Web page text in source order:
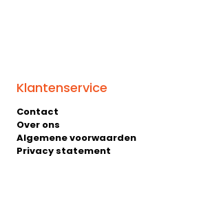
Klantenservice
Contact
Over ons
Algemene voorwaarden
Privacy statement